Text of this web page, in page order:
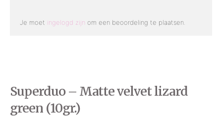
Superduo – Matte velvet lizard
green (10gr.)
Je moet ingelogd zijn om een beoordeling te plaatsen.